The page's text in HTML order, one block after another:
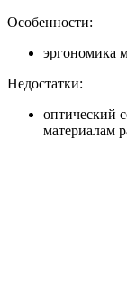
Особенности:
эргономика
Недостатки:
оптический
материалам